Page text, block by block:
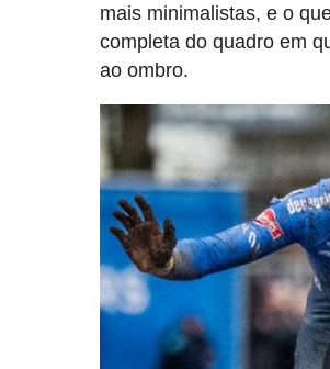
mais minimalistas, e o
completa do quadro em
ao ombro.